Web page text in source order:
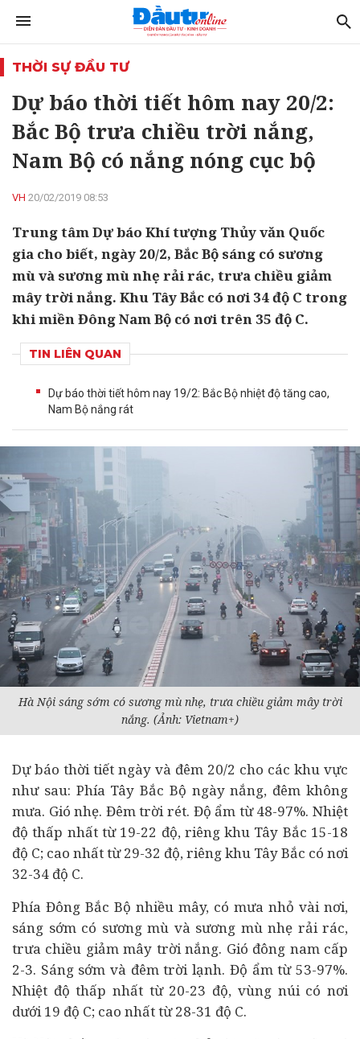
THỜI SỰ ĐẦU TƯ
Dự báo thời tiết hôm nay 20/2:
Bắc Bộ trưa chiều trời nắng,
Nam Bộ có nắng nóng cục bộ
VH 20/02/2019 08:53
Trung tâm Dự báo Khí tượng Thủy văn Quốc
gia cho biết, ngày 20/2, Bắc Bộ sáng có sương
mù và sương mù nhẹ rải rác, trưa chiều giảm
mây trời nắng. Khu Tây Bắc có nơi 34 độ C trong
khi miền Đông Nam Bộ có nơi trên 35 độ C.
TIN LIÊN QUAN
Dự báo thời tiết hôm nay 19/2: Bắc Bộ nhiệt độ tăng cao,
Nam Bộ nắng rát
Hà Nội sáng sớm có sương mù nhẹ, trưa chiều giảm mây trời
nắng. (Ảnh: Vietnam+)
Dự báo thời tiết ngày và đêm 20/2 cho các khu vực
như sau: Phía Tây Bắc Bộ ngày nắng, đêm không
mưa. Gió nhẹ. Đêm trời rét. Độ ẩm từ 48-97%. Nhiệt
độ thấp nhất từ 19-22 độ, riêng khu Tây Bắc 15-18
độ C; cao nhất từ 29-32 độ, riêng khu Tây Bắc có nơi
32-34 độ C.
Phía Đông Bắc Bộ nhiều mây, có mưa nhỏ vài nơi,
sáng sớm có sương mù và sương mù nhẹ rải rác,
trưa chiều giảm mây trời nắng. Gió đông nam cấp
2-3. Sáng sớm và đêm trời lạnh. Độ ẩm từ 53-97%.
Nhiệt độ thấp nhất từ 20-23 độ, vùng núi có nơi
dưới 19 độ C; cao nhất từ 28-31 độ C.